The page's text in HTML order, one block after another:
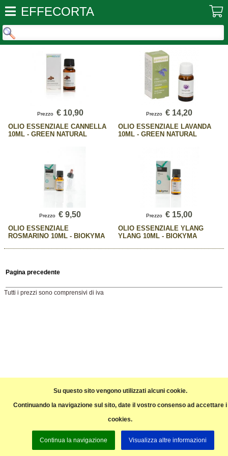
Su questo sito vengono utilizzati alcuni cookie.
Continuando la navigazione sul sito, date il vostro consenso ad accettare i
cookies.
Continua la navigazione Visualizza altre informazioni
EFFECORTA
Prezzo € 10,90
OLIO ESSENZIALE CANNELLA
10ML - GREEN NATURAL
Prezzo € 14,20
OLIO ESSENZIALE LAVANDA
10ML - GREEN NATURAL
Prezzo € 9,50
OLIO ESSENZIALE
ROSMARINO 10ML - BIOKYMA
Prezzo € 15,00
OLIO ESSENZIALE YLANG
YLANG 10ML - BIOKYMA
Pagina precedente
Tutti i prezzi sono comprensivi di iva